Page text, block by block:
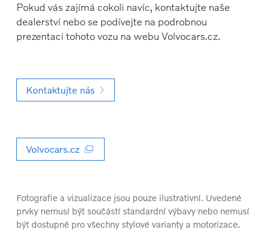
Pokud vás zajímá cokoli navíc, kontaktujte naše
dealerství nebo se podívejte na podrobnou
prezentaci tohoto vozu na webu Volvocars.cz.
Kontaktujte nás
Volvocars.cz
Fotografie a vizualizace jsou pouze ilustrativní. Uvedené
prvky nemusí být součástí standardní výbavy nebo nemusí
být dostupné pro všechny stylové varianty a motorizace.